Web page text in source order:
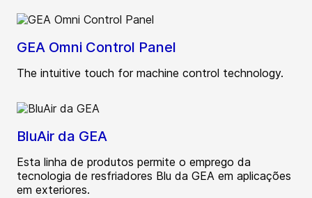
GEA Omni Control Panel
The intuitive touch for machine control technology.
BluAir da GEA
Esta linha de produtos permite o emprego da
tecnologia de resfriadores Blu da GEA em aplicações
em exteriores.